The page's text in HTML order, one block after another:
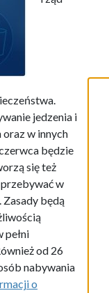
jedzenia i
oraz w innych
będzie
się też
w
Zasady będą
pełni
od 26
nabywania
o